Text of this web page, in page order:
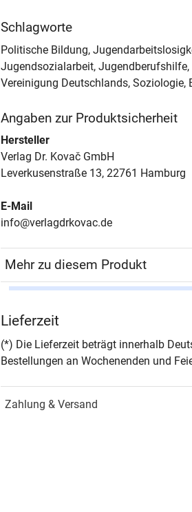
Schlagworte
Politische Bildung,
Jugendsozialarbeit, Jugendberufshilfe,
Vereinigung Deutschlands, Soziologie,
Angaben zur Produktsicherheit
Hersteller
Verlag Dr. Kovač GmbH
Leverkusenstraße 13, 22761 Hamburg
E-Mail
info@verlagdrkovac.de
Mehr zu diesem Produkt
Seiten
ISBN
Lieferzeit
(*) Die Lieferzeit beträgt innerhalb
Bestellungen an Wochenenden und
Zahlung & Versand